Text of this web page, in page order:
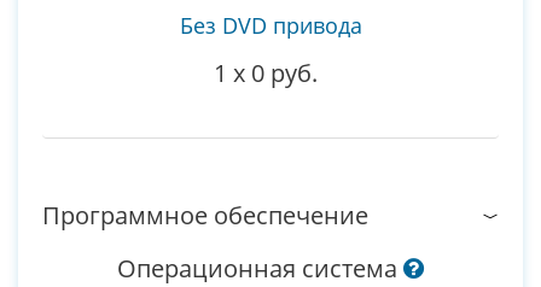
Без DVD привода
1 x 0 руб.
Программное обеспечение
Операционная система